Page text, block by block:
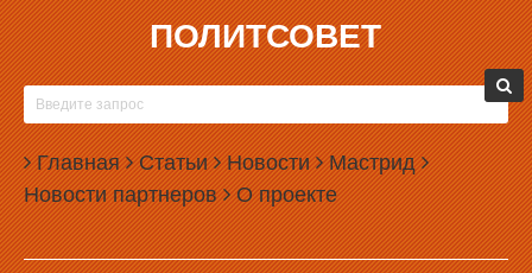
ПОЛИТСОВЕТ
Главная Статьи Новости Мастрид
Новости партнеров О проекте
28.08.2002, 09:47
КАК СТАТЬ РОССИЯНИНОМ?
Министерство иностранных дел России рассчитывает
«ориентировочно в сентябре» утвердить новое Положение о
порядке рассмотрения вопросов гражданства РФ».
Об этом сообщил официальный представитель российского
МИДа Борис Малахов, отвечая на вопросы журналистов. Он
пояснил, что создавшаяся ныне ситуация, когда прекращен